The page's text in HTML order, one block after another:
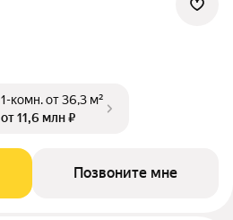
1-комн.от 36,3 м²
от 11,6 млн ₽
Позвоните мне